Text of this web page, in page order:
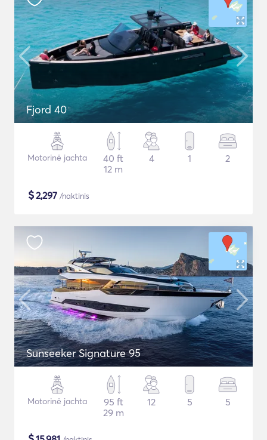
Fjord 40
Motorinė jachta
40 ft
12 m
4 1 2
$2,297 /naktinis
Sunseeker Signature 95
Motorinė jachta
95 ft
29 m
12 5 5